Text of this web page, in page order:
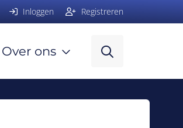
Inloggen Registreren
Over ons